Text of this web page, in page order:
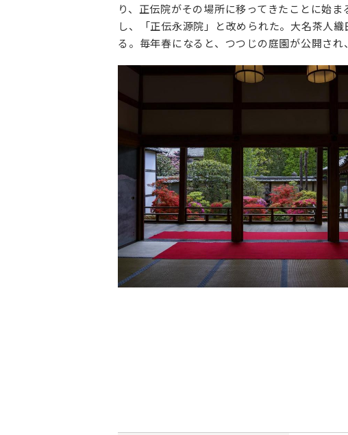
り、正伝院がその場所に移ってきたことに始
し、「正伝永源院」と改められた。大名茶人
る。毎年春になると、つつじの庭園が公開され